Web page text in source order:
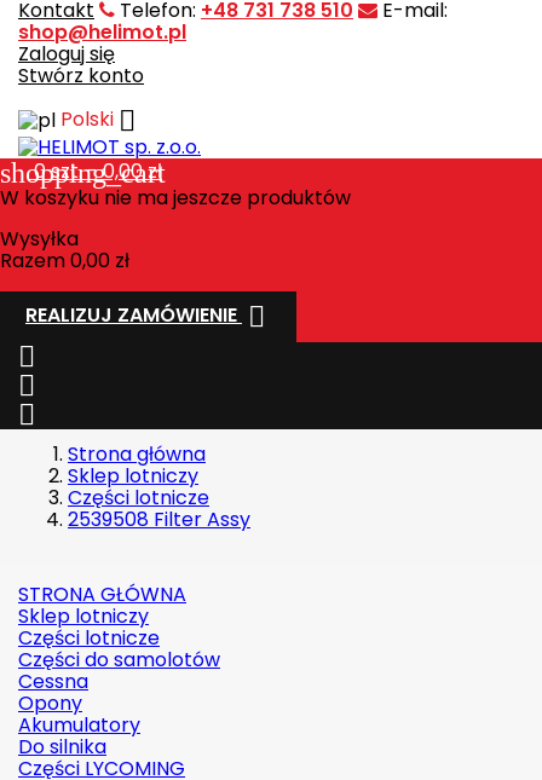
Kontakt Telefon: +48 731 738 510 E-mail:
shop@helimot.pl
Zaloguj się
Stwórz konto
Polski 
shopping_cart
0szt. - 0,00 zł
W koszyku nie ma jeszcze produktów
Wysyłka
Razem0,00 zł
REALIZUJ ZAMÓWIENIE 



Strona główna
Sklep lotniczy
Części lotnicze
2539508 Filter Assy
STRONA GŁÓWNA
Sklep lotniczy
Części lotnicze
Części do samolotów
Cessna
Opony
Akumulatory
Do silnika
Części LYCOMING